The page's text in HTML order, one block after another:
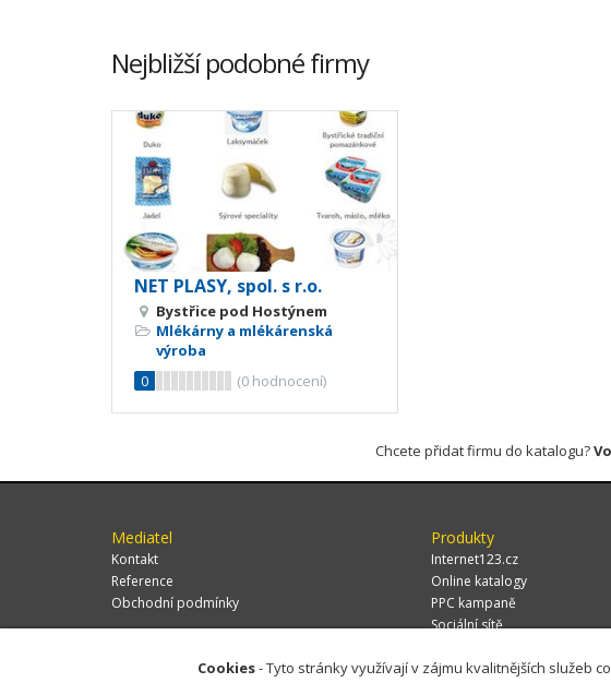
Nejbližší podobné firmy
NET PLASY, spol. s r.o.
Bystřice pod Hostýnem
Mlékárny a mlékárenská
výroba
0
(0 hodnocení)
Chcete přidat firmu do katalogu?
Mediatel
Kontakt
Reference
Obchodní podmínky
Produkty
Internet123.cz
Online katalogy
PPC kampaně
Sociální sítě
Cookies- Tyto stránky využívají v zájmu kvalitnějších služeb